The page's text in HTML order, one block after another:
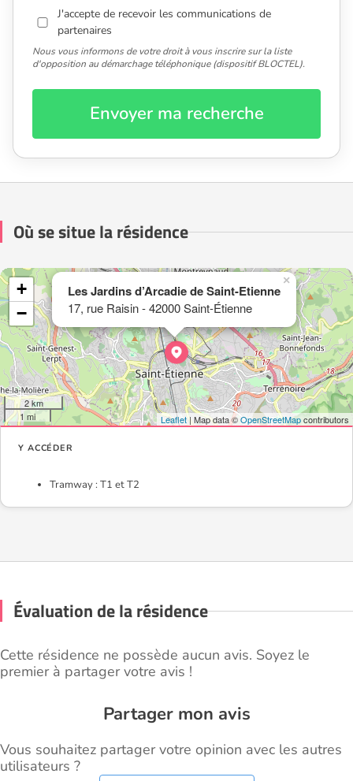
J'accepte de recevoir les communications de
partenaires
Nous vous informons de votre droit à vous inscrire sur la liste
d'opposition au démarchage téléphonique (dispositif BLOCTEL).
Envoyer ma recherche
Où se situe la résidence
Les Jardins d’Arcadie de Saint-Etienne
17, rue Raisin - 42000 Saint-Étienne
×
+
−
2 km
1 mi
Leaflet | Map data ©OpenStreetMapcontributors
Y ACCÉDER
Tramway : T1 et T2
Évaluation de la résidence
Cette résidence ne possède aucun avis. Soyez le
premier à partager votre avis !
Partager mon avis
Vous souhaitez partager votre opinion avec les autres
utilisateurs ?